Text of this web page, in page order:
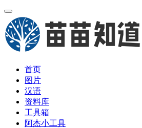
首页
图片
汉语
资料库
工具箱
阿杰小工具